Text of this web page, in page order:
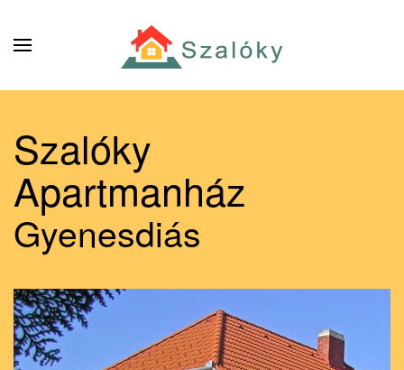
Skip to main content
Szalóky
Apartmanház
Gyenesdiás